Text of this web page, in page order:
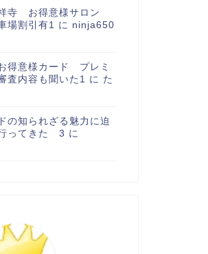
寺 お得意様サロン
場割引有1 に ninja650
得意様カード プレミ
査内容も聞いた1 に た
の知られざる魅力に迫
ってきた 3 に